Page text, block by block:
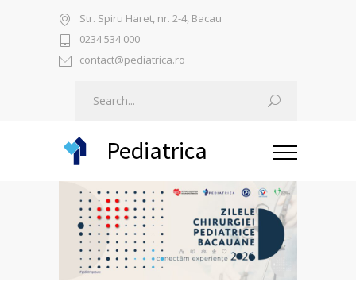
Str. Spiru Haret, nr. 2-4, Bacau
0234 534 000
contact@pediatrica.ro
Pediatrica